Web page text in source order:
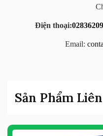
Điện thoại:
Email:
Sản Phẩm